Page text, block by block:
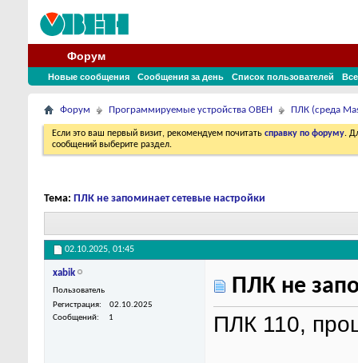
Форум
Новые сообщения Сообщения за день Список пользователей
Форум Программируемые устройства ОВЕН ПЛК (среда
Если это ваш первый визит, рекомендуем почитать справку по форуму.
сообщений выберите раздел.
Тема: ПЛК не запоминает сетевые настройки
02.10.2025, 01:45
xabik
Пользователь
Регистрация
02.10.2025
Сообщений
1
ПЛК не
ПЛК 110,